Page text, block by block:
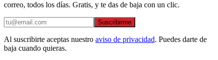
correo, todos los días. Gratis, y te das de baja con un clic.
Suscribirme
Al suscribirte aceptas nuestro aviso de privacidad. Puedes darte de
baja cuando quieras.